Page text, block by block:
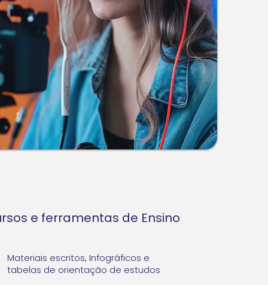
e ferramentas de Ensino
Materiais escritos, Infográficos e
tabelas de orientação de estudos